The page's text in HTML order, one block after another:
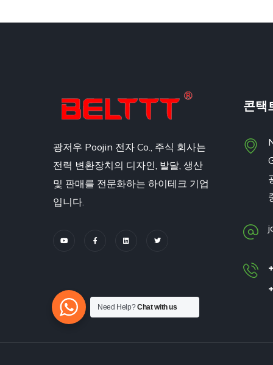
광저우 Poojin 전자 Co., 주식 회사는
전력 변환장치의 디자인, 발달, 생산
및 판매를 전문화하는 하이테크 기업
입니다.
콘택
Need Help?Chat with us